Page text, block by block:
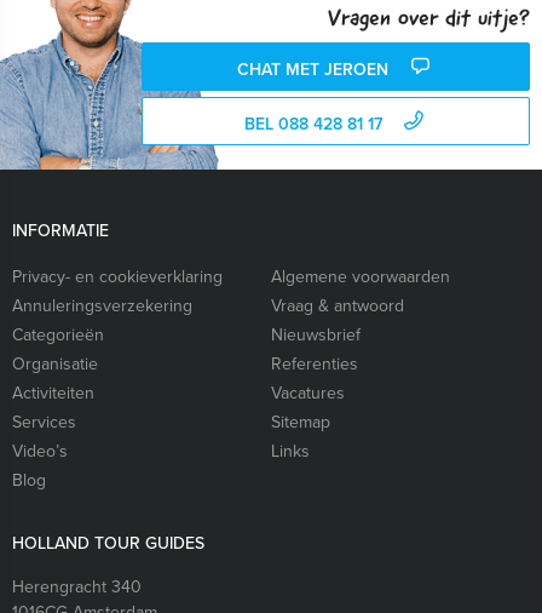
Vragen over dit uitje?
CHAT MET JEROEN
BEL 088 428 81 17
INFORMATIE
Privacy- en cookieverklaring
Algemene voorwaarden
Annuleringsverzekering
Vraag & antwoord
Categorieën
Nieuwsbrief
Organisatie
Referenties
Activiteiten
Vacatures
Services
Sitemap
Video’s
Links
Blog
HOLLAND TOUR GUIDES
Herengracht 340